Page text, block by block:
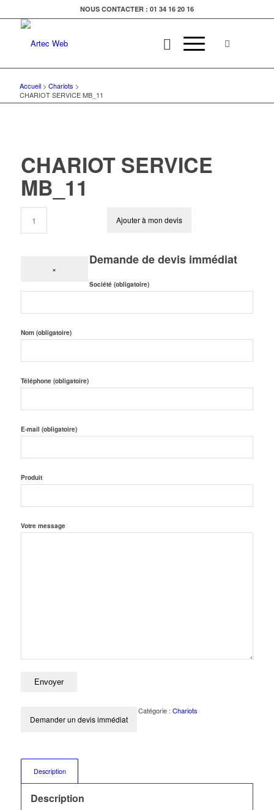
NOUS CONTACTER : 01 34 16 20 16
Accueil> Chariots >
CHARIOT SERVICE MB_11
CHARIOT SERVICE
MB_11
Ajouter à mon devis
×
Demande de devis immédiat
Société (obligatoire)
Nom (obligatoire)
Téléphone (obligatoire)
E-mail (obligatoire)
Produit
Votre message
Catégorie : Chariots
Demander un devis immédiat
Description
Description